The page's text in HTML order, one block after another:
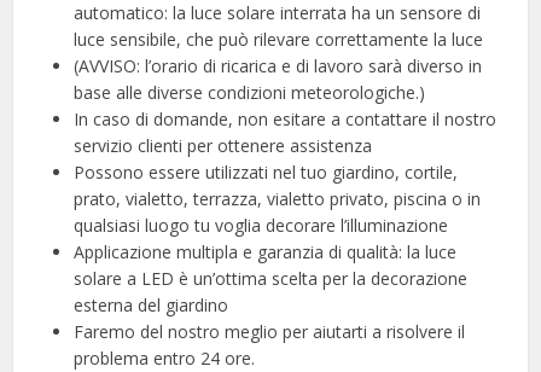
automatico: la luce solare interrata ha un sensore di
luce sensibile, che può rilevare correttamente la luce
(AVVISO: l’orario di ricarica e di lavoro sarà diverso in
base alle diverse condizioni meteorologiche.)
In caso di domande, non esitare a contattare il nostro
servizio clienti per ottenere assistenza
Possono essere utilizzati nel tuo giardino, cortile,
prato, vialetto, terrazza, vialetto privato, piscina o in
qualsiasi luogo tu voglia decorare l’illuminazione
Applicazione multipla e garanzia di qualità: la luce
solare a LED è un’ottima scelta per la decorazione
esterna del giardino
Faremo del nostro meglio per aiutarti a risolvere il
problema entro 24 ore.